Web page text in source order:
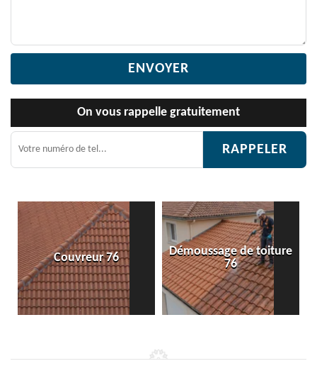
On vous rappelle gratuitement
76
Démoussage de toiture
76
Etanchéité